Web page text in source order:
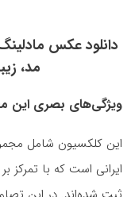
دانلود عکس
مد،
ویژگی‌های بصری این
این کلکسیون شامل
ایرانی است که با